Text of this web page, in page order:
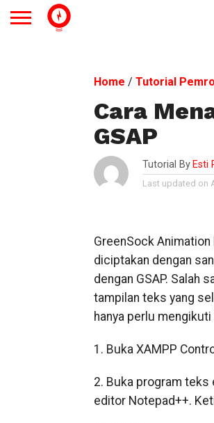
Home / Tutorial
Cara
GSAP
Tutorial By Esti
Last updated on
GreenSock
diciptakan dengan
dengan GSAP. Salah
tampilan teks yang
hanya perlu
1. Buka XAMPP
2. Buka program
editor Notepad++.